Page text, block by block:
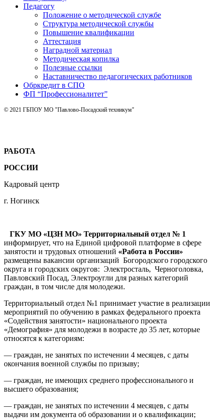
Педагогу
Положение о методической службе
Структура методической службы
Повышение квалификации
Аттестация
Наградной материал
Методическая копилка
Полезные ссылки
Наставничество педагогических работников
Обркредит в СПО
ФП “Профессионалитет”
© 2021 ГБПОУ МО "Павлово-Посадский техникум"
РАБОТА
РОССИИ
Кадровый центр
г. Ногинск
ГКУ МО «ЦЗН МО» Территориальный отдел № 1
информирует, что на Единой цифровой платформе в сфере
занятости и трудовых отношений «Работа в России»
размещены вакансии организаций Богородского городского
округа и городских округов: Электросталь, Черноголовка,
Павловский Посад, Электроугли для разных категорий
граждан, в том числе для молодежи.
Территориальный отдел №1 принимает участие в реализации
мероприятий по обучению в рамках федерального проекта
«Содействия занятости» национального проекта
«Демография» для молодежи в возрасте до 35 лет, которые
относятся к категориям:
— граждан, не занятых по истечении 4 месяцев, с даты
окончания военной службы по призыву;
— граждан, не имеющих среднего профессионального и
высшего образования;
— граждан, не занятых по истечении 4 месяцев, с даты
выдачи им документа об образовании и о квалификации;